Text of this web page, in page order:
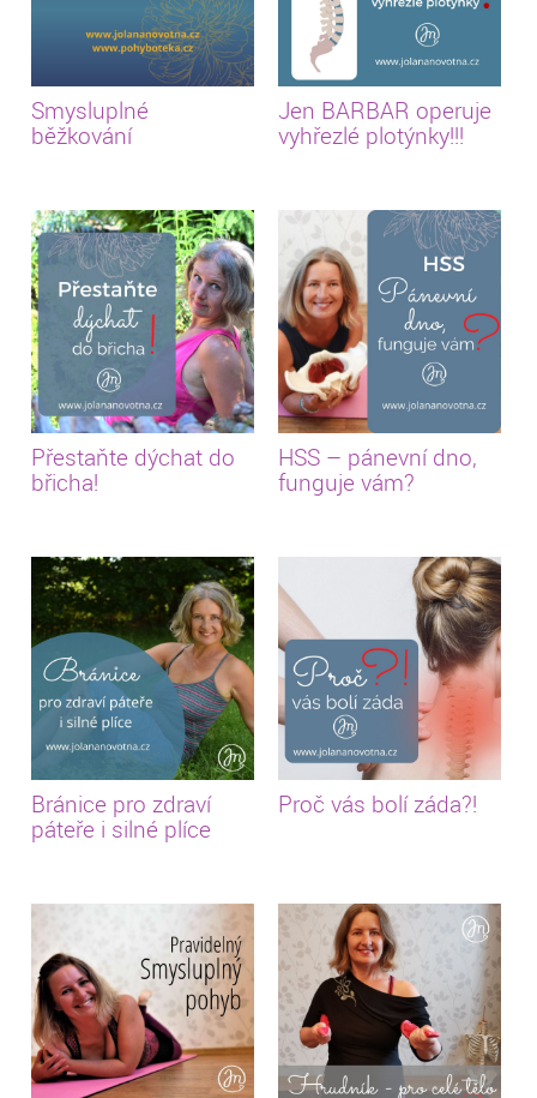
Smysluplné
běžkování
Jen BARBAR operuje
vyhřezlé plotýnky!!!
Přestaňte dýchat do
břicha!
HSS – pánevní dno,
funguje vám?
Bránice pro zdraví
páteře i silné plíce
Proč vás bolí záda?!